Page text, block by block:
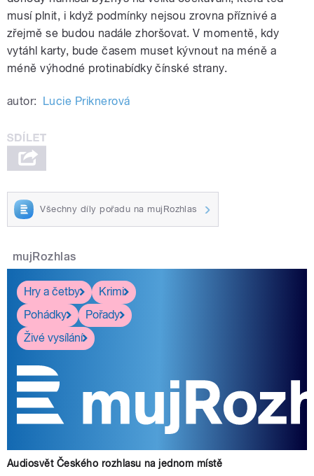
musí plnit, i když podmínky nejsou zrovna příznivé a
zřejmě se budou nadále zhoršovat. V momentě, kdy
vytáhl karty, bude časem muset kývnout na méně a
méně výhodné protinabídky čínské strany.
autor: Lucie Priknerová
Všechny díly pořadu na mujRozhlas
mujRozhlas
Hry a četby
Krimi
Pohádky
Pořady
Živé vysílání
Audiosvět Českého rozhlasu na jednom místě